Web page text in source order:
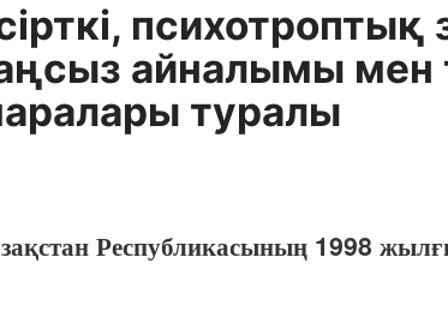
психотроптық
айналымы
туралы
Республикасының 1998